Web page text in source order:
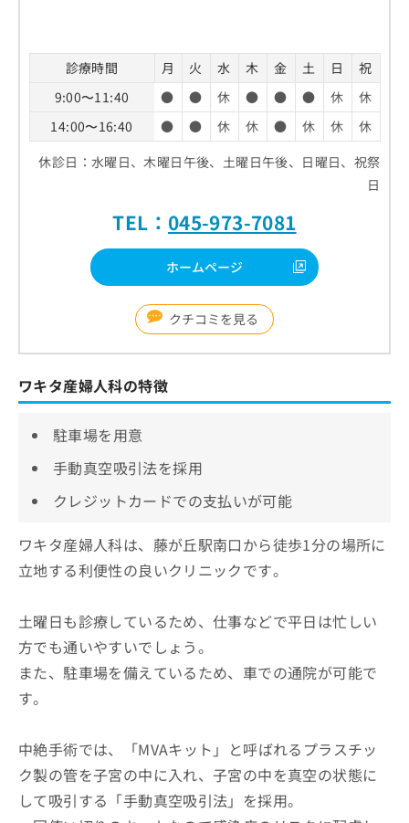
診療時間 月 火 水 木 金 土 日
祝
9:00〜11:40
● ● 休 ● ● ● 休
休
14:00〜16:40
● ● 休 休 ● 休 休
休
休診日：水曜日、木曜日午後、土曜日午後、日曜日、祝祭
日
TEL： 045-973-7081
ホームページ
クチコミを見る
ワキタ産婦人科の特徴
駐車場を用意
手動真空吸引法を採用
クレジットカードでの支払いが可能
ワキタ産婦人科は、藤が丘駅南口から徒歩1分の場所に
立地する利便性の良いクリニックです。
土曜日も診療しているため、仕事などで平日は忙しい
方でも通いやすいでしょう。
また、駐車場を備えているため、車での通院が可能で
す。
中絶手術では、「MVAキット」と呼ばれるプラスチッ
ク製の管を子宮の中に入れ、子宮の中を真空の状態に
して吸引する「手動真空吸引法」を採用。